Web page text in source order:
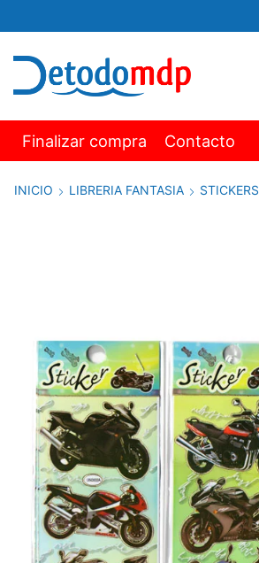
Finalizar compra Contacto
INICIO LIBRERIA FANTASIA STICKERS